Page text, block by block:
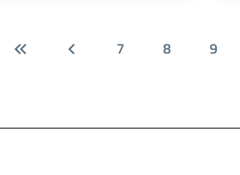
7 8 9